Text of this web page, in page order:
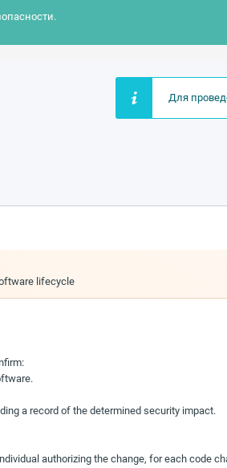
Для
lifecycle
a record of the determined security impact.
authorizing the change, for each code